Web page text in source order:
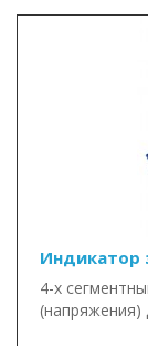
Индикатор
4-х
(напряжения)